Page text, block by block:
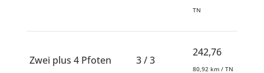
TN
Zwei plus 4 Pfoten 3 / 3
242,76
80,92 km / TN